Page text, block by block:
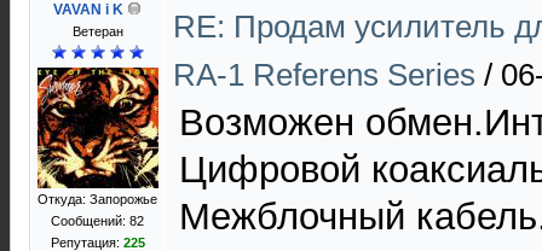
VAVAN i K
Ветеран
Откуда: Запорожье
Сообщений: 82
Репутация: 225
RE: Продам усилитель
RA-1 Referens Series /
Возможен
Цифровой
Межблочный